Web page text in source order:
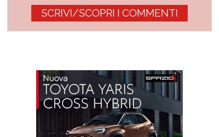
SCRIVI/SCOPRI I COMMENTI